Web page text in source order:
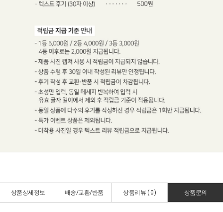
상품상세정보 배송/교환/반품 상품리뷰 ( 0) 상품문의